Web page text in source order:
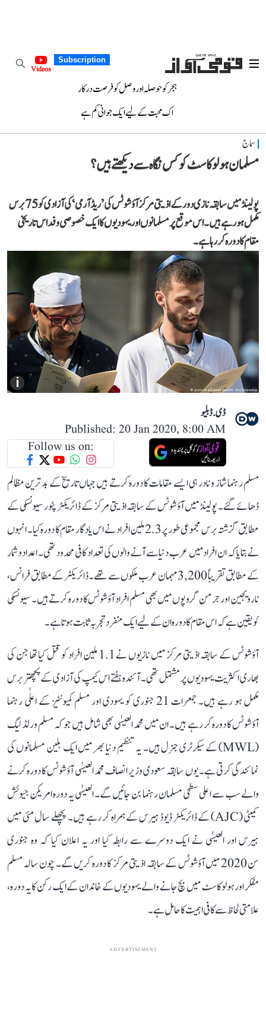
Subscription
Videos
ہجر کو حوصلہ اور وصل کو فرصت درکار
اک محبت کے لیے ایک جوانی کم ہے
سماج
مسلمان ہولوکاسٹ کو کس نگاہ سے ديکھتے ہيں؟
پولينڈ ميں سابقہ نازی دور کے اذيتی مرکز آؤشوٹس کی ’ريڈ آرمی‘ کی آزادی کو 75 برس
مکمل ہو رہے ہيں۔ اس موقع پر مسلمانوں اور يہوديوں کا ايک خصوصی وفد اس تاريخی
مقام کا دورہ کر رہا ہے۔
i
ڈی. ڈبلیو
Published: 20 Jan 2020, 8:00 AM
Follow us on:
مسلم رہنما شاز و نادر ہی ايسے مقامات کا دورہ کرتے ہيں جہاں تاريخ کے بد ترين مظالم
ڈھائے گئے۔ پولينڈ ميں آؤشوٹس کے سابقہ اذيتی مرکز کے ڈائريکٹر پٹور سيونسکی کے
مطابق گزشتہ برس مجموعی طور پر 2.3 ملين افراد نے اس يادگار مقام کا دورہ کيا۔ انہوں
نے بتايا کہ ان افراد ميں عرب دنيا سے آنے والوں کی تعداد کافی محدود تھی۔ اعداد و شمار
کے مطابق تقريباً 3,200 مہمان عرب ملکوں سے تھے۔ ڈائریکٹر کے مطابق فرانس،
نارويجين اور جرمن گروپوں ميں بھی مسلم افراد آؤشوٹس کا دورہ کرتے ہيں۔ سيونسکی
کو يقين ہے کہ اس مقام کا دورہ ان کے ليے ايک منفرد تجربہ ثابت ہوتا ہے۔
آؤشوٹس کے سابقہ اذيتی مرکز ميں نازيوں نے 1.1 ملين افراد کو قتل کيا تھا جن کی
بھاری اکثريت يہوديوں پر مشتمل تھی۔ آئندہ ہفتے اس کيمپ کی آزادی کے پچھتر برس
مکمل ہو رہے ہيں۔ جمعرات 21 جنوری کو يہودی اور مسلم کميونٹيز کے اعلٰی رہنما
آؤشوٹس کا دورہ کر رہے ہيں۔ ان ميں محمد العيسٰی بھی شامل ہيں جو کہ مسلم ورلڈ ليگ
(MWL) کے سيکرٹری جنرل ہيں۔ يہ تنظيم دنيا بھر ميں ايک بلين مسلمانوں کی
نمائندگی کرتی ہے۔ يوں سابقہ سعودی وزير انصاف محمد العيسٰی آؤشوٹس کا دورہ کرنے
والے سب سے اعلی سطحی مسلمان رہنما بن جائيں گے۔ العيسٰی يہ دورہ امريکن جيوئش
کميٹی (AJC) کے ڈائريکٹر ڈيوڈ ہيرس کے ہمراہ کر رہے ہيں۔ پچھلے سال مئی ميں
ہيرس اور العيسٰی نے ايک دوسرے سے رابطہ کيا اور يہ اعلان کيا کہ وہ جنوری
سن 2020 ميں آؤشوٹس کے سابقہ اذيتی مرکز کا دورہ کريں گے۔ چون سالہ مسلم
مفکر اور ہولوکاسٹ ميں بچ جانے والے يہوديوں کے خاندان کے ايک رکن کا يہ دورہ،
علامتی لحاظ سے کافی اہميت کا حامل ہے۔
ADVERTISEMENT